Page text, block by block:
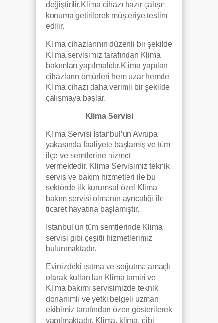
değiştirilir.Klima cihazı hazır çalışır
konuma getirilerek müşteriye teslim
edilir.
Klima cihazlarının düzenli bir şekilde
Klima servisimiz tarafından Klima
bakımları yapılmalıdır.Klima yapılan
cihazların ömürleri hem uzar hemde
Klima cihazı daha verimli bir şekilde
çalışmaya başlar.
Klima Servisi
Klima Servisi İstanbul’un Avrupa
yakasında faaliyete başlamış ve tüm
ilçe ve semtlerine hizmet
vermektedir. Klima Servisimiz teknik
servis ve bakım hizmetleri ile bu
sektörde ilk kurumsal özel Klima
bakım servisi olmanın ayrıcalığı ile
ticaret hayatına başlamıştır.
İstanbul un tüm semtlerinde Klima
servisi gibi çeşitli hizmetlerimiz
bulunmaktadır.
Evinizdeki ısıtma ve soğutma amaçlı
olarak kullanılan Klima tamiri ve
Klima bakımı servisimizde teknik
donanımlı ve yetki belgeli uzman
ekibimiz tarafından özen gösterilerek
yapılmaktadır. Klima, klima, gibi